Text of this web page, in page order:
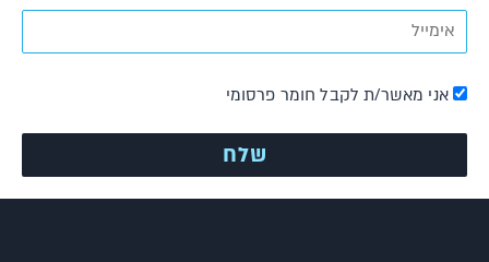
אני מאשר/ת לקבל חומר פרסומי